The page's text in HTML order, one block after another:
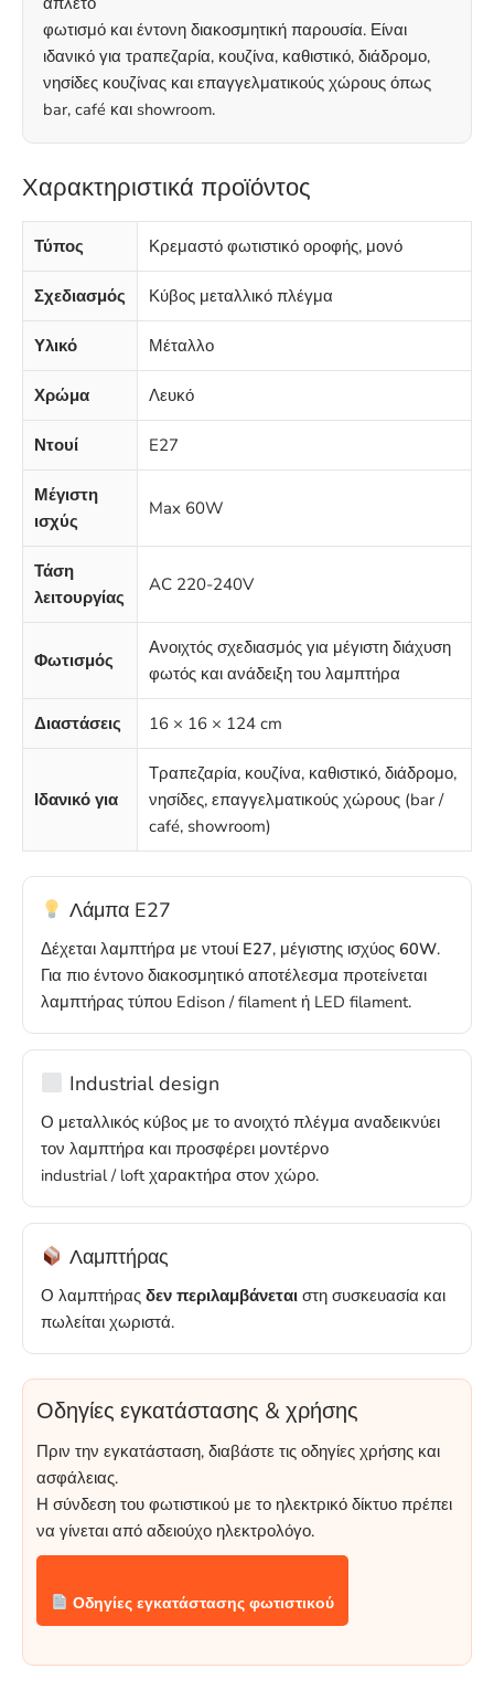
φωτισμό και έντονη διακοσμητική παρουσία. Είναι
ιδανικό για τραπεζαρία, κουζίνα, καθιστικό, διάδρομο,
νησίδες κουζίνας και επαγγελματικούς χώρους όπως
bar, café και showroom.
Χαρακτηριστικά προϊόντος
Τύπος Κρεμαστό φωτιστικό οροφής, μονό
Σχεδιασμός Κύβος μεταλλικό πλέγμα
Υλικό Μέταλλο
Χρώμα Λευκό
Ντουί E27
Μέγιστη
ισχύς
Max 60W
Τάση
λειτουργίας
AC 220-240V
Φωτισμός
Ανοιχτός σχεδιασμός για μέγιστη διάχυση
φωτός και ανάδειξη του λαμπτήρα
Διαστάσεις 16 × 16 × 124 cm
Ιδανικό για
Τραπεζαρία, κουζίνα, καθιστικό, διάδρομο,
νησίδες, επαγγελματικούς χώρους (bar /
café, showroom)
Λάμπα E27
Δέχεται λαμπτήρα με ντουί E27, μέγιστης ισχύος 60W.
Για πιο έντονο διακοσμητικό αποτέλεσμα προτείνεται
λαμπτήρας τύπου Edison / filament ή LED filament.
Industrial design
Ο μεταλλικός κύβος με το ανοιχτό πλέγμα αναδεικνύει
τον λαμπτήρα και προσφέρει μοντέρνο
industrial / loft χαρακτήρα στον χώρο.
Λαμπτήρας
Ο λαμπτήρας δεν περιλαμβάνεται στη συσκευασία και
πωλείται χωριστά.
Οδηγίες εγκατάστασης & χρήσης
Πριν την εγκατάσταση, διαβάστε τις οδηγίες χρήσης και
ασφάλειας.
Η σύνδεση του φωτιστικού με το ηλεκτρικό δίκτυο πρέπει
να γίνεται από αδειούχο ηλεκτρολόγο.
Οδηγίες εγκατάστασης φωτιστικού